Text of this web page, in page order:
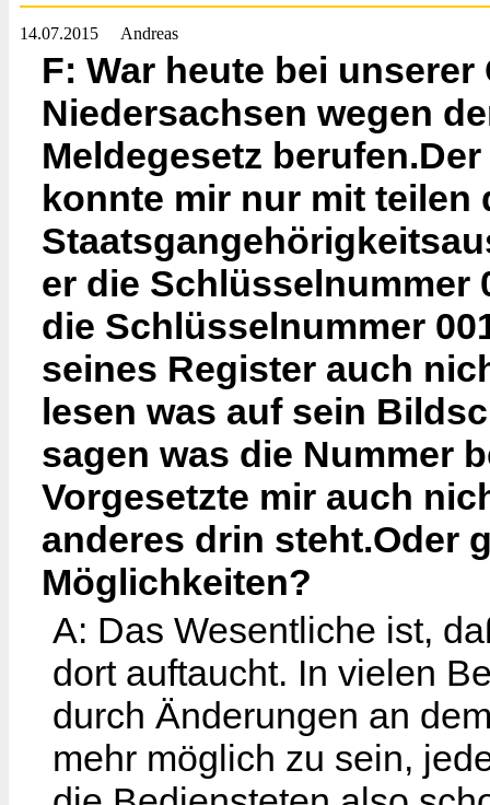
14.07.2015 Andreas
F: War heute bei
Niedersachsen wegen
Meldegesetz
konnte mir nur mit teilen
er die Schlüsselnummer
die Schlüsselnummer
seines Register auch
lesen was auf sein
sagen was die Nummer
Vorgesetzte mir auch
anderes drin steht.Oder
Möglichkeiten?
A: Das Wesentliche ist,
dort auftaucht. In vielen
durch Änderungen an
mehr möglich zu sein,